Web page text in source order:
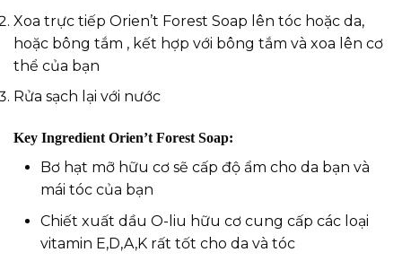
Xoa trực tiếp Orien’t Forest Soap lên tóc hoặc da,
hoặc bông tắm , kết hợp với bông tắm và xoa lên cơ
thể của bạn
Rửa sạch lại với nước
Key Ingredient Orien’t Forest Soap:
Bơ hạt mỡ hữu cơ sẽ cấp độ ẩm cho da bạn và
mái tóc của bạn
Chiết xuất dầu O-liu hữu cơ cung cấp các loại
vitamin E,D,A,K rất tốt cho da và tóc